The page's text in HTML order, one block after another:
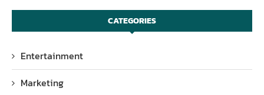
CATEGORIES
Entertainment
Marketing